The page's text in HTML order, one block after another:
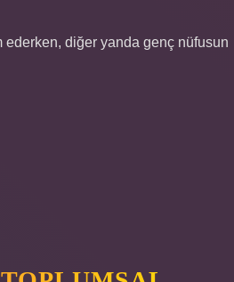
ederken, diğer yanda genç nüfusun